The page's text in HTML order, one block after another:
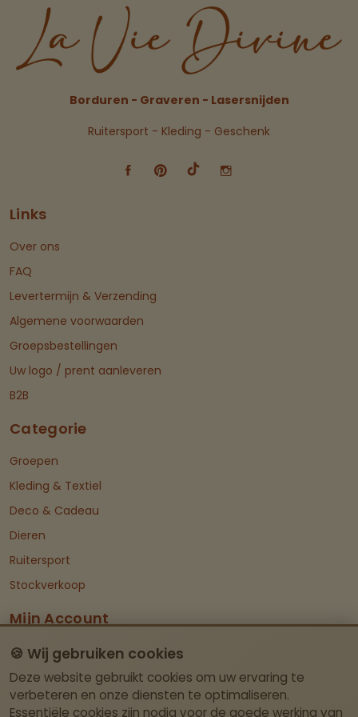
Borduren - Graveren - Lasersnijden
Ruitersport - Kleding - Geschenk
Links
Over ons
FAQ
Levertermijn & Verzending
Algemene voorwaarden
Groepsbestellingen
Uw logo / prent aanleveren
B2B
Categorie
Groepen
Kleding & Textiel
Deco & Cadeau
Dieren
Ruitersport
Stockverkoop
Mijn Account
Dashboard
Contact Info
🍪 Wij gebruiken cookies
Deze website gebruikt cookies om uw ervaring te
verbeteren en onze diensten te optimaliseren.
Essentiële cookies zijn nodig voor de goede werking van